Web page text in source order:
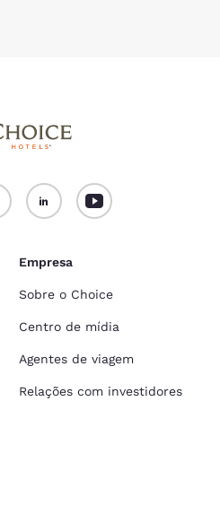
Empresa
Sobre o Choice
Centro de mídia
Agentes de viagem
Relações com investidores